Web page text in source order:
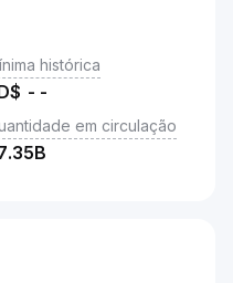
histórica
--
em circulação